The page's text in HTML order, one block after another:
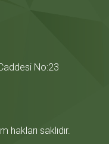
No:23
saklıdır.